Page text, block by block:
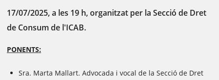
17/07/2025, a les 19 h, organitzat per la Secció de Dret
de Consum de l'ICAB.
PONENTS:
Sra. Marta Mallart. Advocada i vocal de la Secció de Dret